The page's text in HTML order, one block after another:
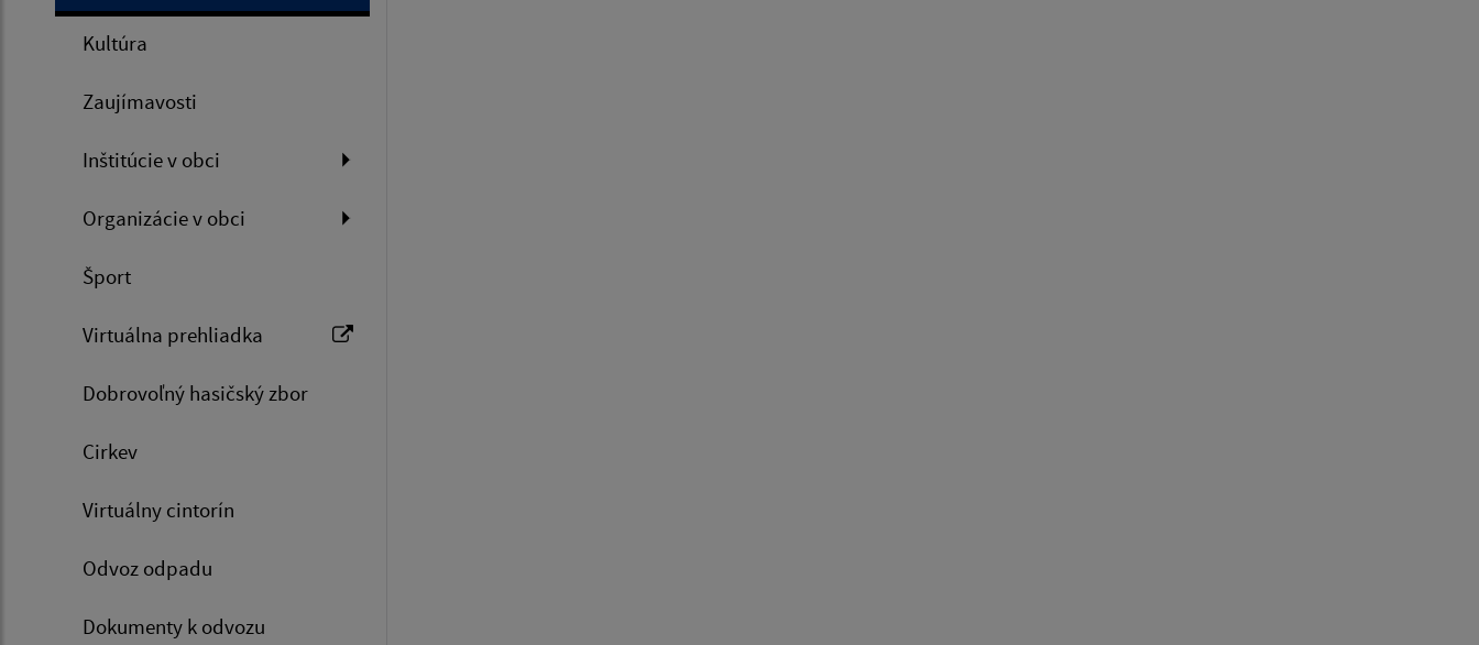
Kultúra
Zaujímavosti
Inštitúcie v obci
Organizácie v obci
Šport
Virtuálna prehliadka
Dobrovoľný hasičský zbor
Cirkev
Virtuálny cintorín
Odvoz odpadu
Dokumenty k odvozu